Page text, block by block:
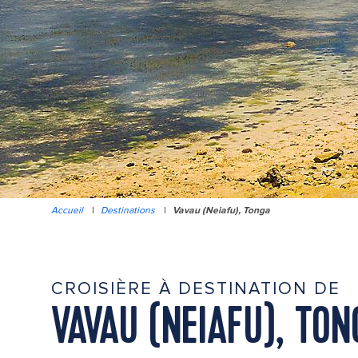
Accueil | Destinations | Vavau (Neiafu), Tonga
CROISIÈRE À DESTINATION DE
VAVAU (NEIAFU),